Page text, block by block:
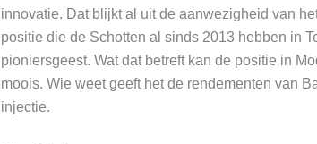
innovatie. Dat blijkt al uit de aanwezigheid van
positie die de Schotten al sinds 2013 hebben in
pioniersgeest. Wat dat betreft kan de positie in
moois. Wie weet geeft het de rendementen van
injectie.